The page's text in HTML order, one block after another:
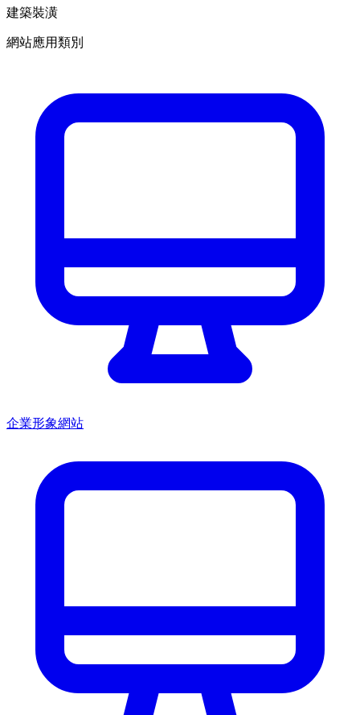
建築裝潢
網站應用類別
企業形象網站